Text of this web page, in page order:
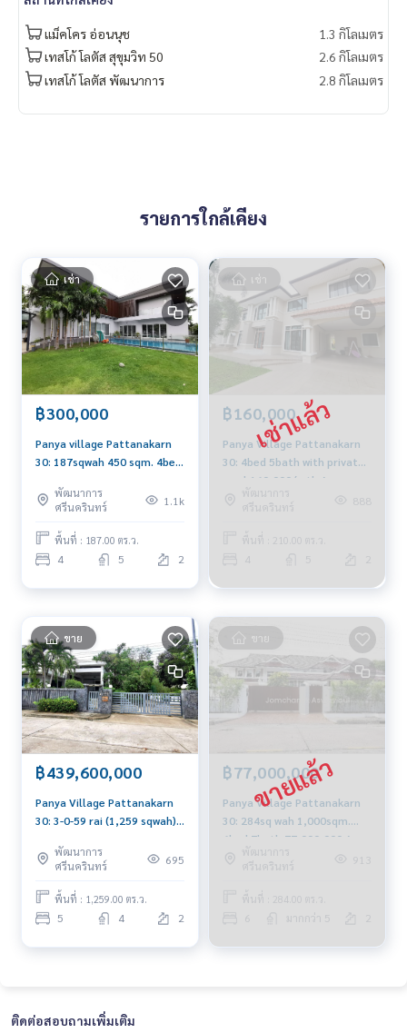
แม็คโคร อ่อนนุช
1.3 กิโลเมตร
เทสโก้ โลตัส สุขุมวิท 50
2.6 กิโลเมตร
เทสโก้ โลตัส​ พัฒนาการ
2.8 กิโลเมตร
รายการใกล้เคียง
เช่า
฿300,000
Panya village Pattanakarn
30: 187sqwah 450 sqm. 4bed
0656199198
พัฒนาการ
ศรีนครินทร์
1.1k
พื้นที่ : 187.00 ตร.ว.
4 5 2
เช่า
฿160,000
Panya Village Pattanakarn
30: 4bed 5bath with private
pool 160,000/mth Am:
0656199198
พัฒนาการ
ศรีนครินทร์
888
พื้นที่ : 210.00 ตร.ว.
4 5
ขาย
฿439,600,000
Panya Village Pattanakarn
30: 3-0-59 rai (1,259 sqwah)
0656199198
พัฒนาการ
ศรีนครินทร์
695
พื้นที่ : 1,259.00 ตร.ว.
5 4 2
ขาย
฿77,000,000
Panya Village Pattanakarn
30: 284sq wah 1,000sqm.
6bed 7bath 77,000,000 Am:
0656199198
พัฒนาการ
ศรีนครินทร์
913
พื้นที่ : 284.00 ตร.ว.
6 มากกว่า 5
ติดต่อสอบถามเพิ่มเติม